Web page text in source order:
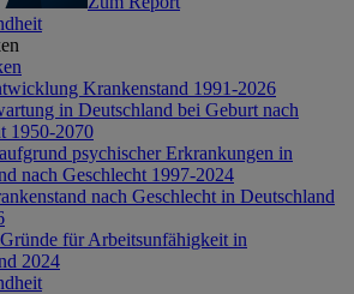
Krankenstand 1991-2026
in Deutschland bei Geburt nach
1950-2070
psychischer Erkrankungen in
nach Geschlecht 1997-2024
nach Geschlecht in Deutschland
für Arbeitsunfähigkeit in
2024